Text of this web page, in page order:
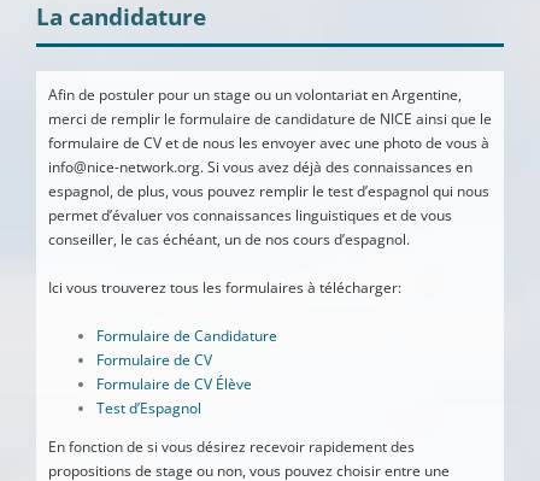
La candidature
Afin de postuler pour un stage ou un volontariat en Argentine,
merci de remplir le formulaire de candidature de NICE ainsi que le
formulaire de CV et de nous les envoyer avec une photo de vous à
info@nice-network.org. Si vous avez déjà des connaissances en
espagnol, de plus, vous pouvez remplir le test d’espagnol qui nous
permet d’évaluer vos connaissances linguistiques et de vous
conseiller, le cas échéant, un de nos cours d’espagnol.
Ici vous trouverez tous les formulaires à télécharger:
Formulaire de Candidature
Formulaire de CV
Formulaire de CV Élève
Test d’Espagnol
En fonction de si vous désirez recevoir rapidement des
propositions de stage ou non, vous pouvez choisir entre une